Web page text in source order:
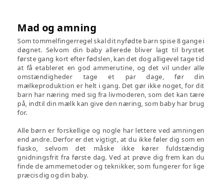
Mad og amning
Som tommelfingerregel skal dit nyfødte barn spise 8 gange i
døgnet. Selvom din baby allerede bliver lagt til brystet
første gang kort efter fødslen, kan det dog alligevel tage tid
at få etableret en god ammerutine, og det vil under alle
omstændigheder tage et par dage, før din
mælkeproduktion er helt i gang. Det gør ikke noget, for dit
barn har næring med sig fra livmoderen, som det kan tære
på, indtil din mælk kan give den næring, som baby har brug
for.
Alle børn er forskellige og nogle har lettere ved amningen
end andre. Derfor er det vigtigt, at du ikke føler dig som en
fiasko, selvom det måske ikke kører fuldstændig
gnidningsfrit fra første dag. Ved at prøve dig frem kan du
finde de ammemetoder og teknikker, som fungerer for lige
præcis dig og din baby.